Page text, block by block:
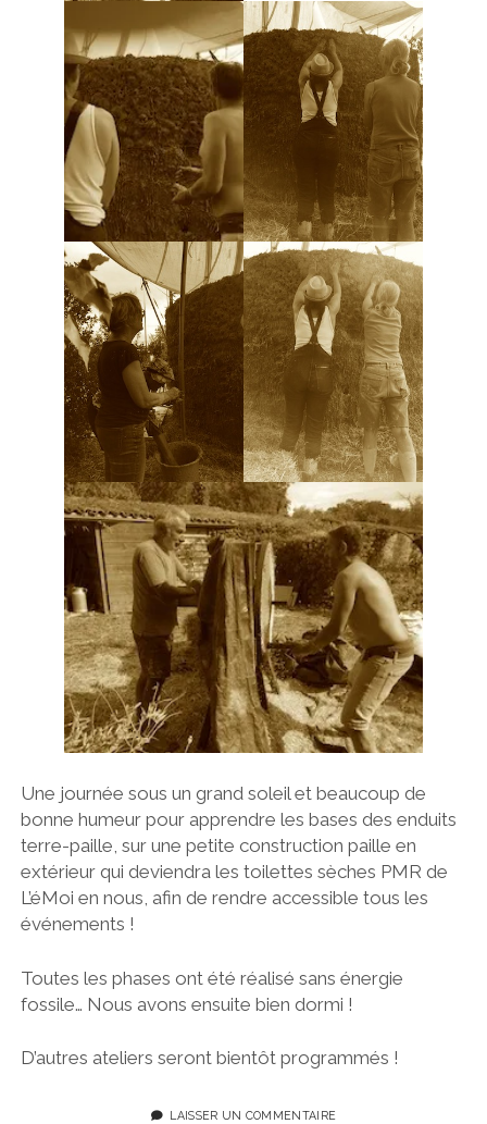
Une journée sous un grand soleil et beaucoup de
bonne humeur pour apprendre les bases des enduits
terre-paille, sur une petite construction paille en
extérieur qui deviendra les toilettes sèches PMR de
L’éMoi en nous, afin de rendre accessible tous les
événements !
Toutes les phases ont été réalisé sans énergie
fossile… Nous avons ensuite bien dormi !
D’autres ateliers seront bientôt programmés !
LAISSER UN COMMENTAIRE